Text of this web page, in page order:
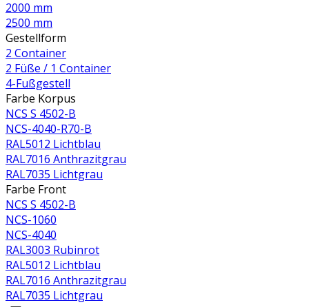
2000 mm
2500 mm
Gestellform
2 Container
2 Füße / 1 Container
4-Fußgestell
Farbe Korpus
NCS S 4502-B
NCS-4040-R70-B
RAL5012 Lichtblau
RAL7016 Anthrazitgrau
RAL7035 Lichtgrau
Farbe Front
NCS S 4502-B
NCS-1060
NCS-4040
RAL3003 Rubinrot
RAL5012 Lichtblau
RAL7016 Anthrazitgrau
RAL7035 Lichtgrau